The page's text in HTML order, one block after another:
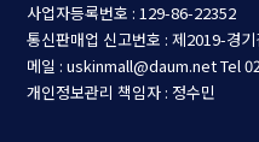
사업자등록번호 : 129-86-22352
통신판매업 신고번호 : 제2019-경
메일 : uskinmall@daum.netTel
개인정보관리 책임자 : 정수민